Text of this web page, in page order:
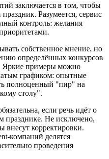
заключается в том, чтобы
Разумеется, сервис
контроль: желания
собственное мнение, но
определённых конкурсов
Яркие примеры можно
графиком: опытные
полноценный "пир" на
столу".
если речь идёт о
празднике. Не исключено,
внесут корректировки.
компаний делятся
проведения